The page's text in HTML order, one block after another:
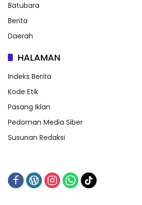
Batubara
Berita
Daerah
HALAMAN
Indeks Berita
Kode Etik
Pasang Iklan
Pedoman Media Siber
Susunan Redaksi